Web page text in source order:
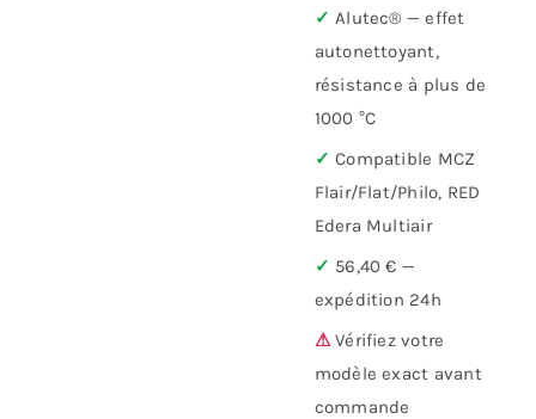
✓ Alutec® — effet
autonettoyant,
résistance à plus de
1000 °C
✓ Compatible MCZ
Flair/Flat/Philo, RED
Edera Multiair
✓ 56,40 € —
expédition 24h
⚠Vérifiez votre
modèle exact avant
commande